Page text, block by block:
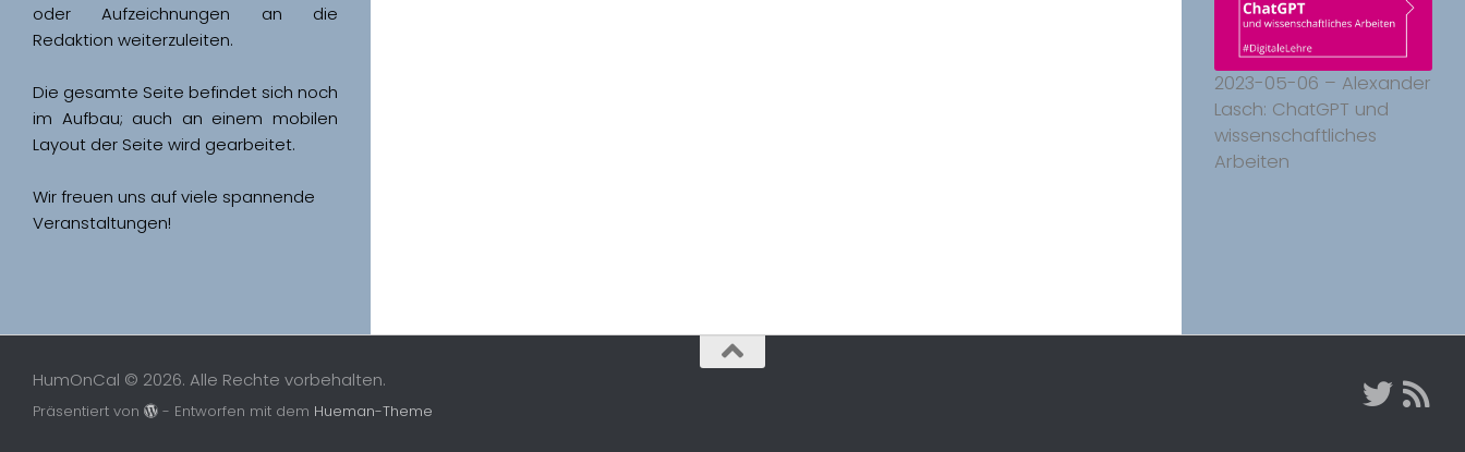
oder Aufzeichnungen an die
Redaktion weiterzuleiten.
Die gesamte Seite befindet sich noch
im Aufbau; auch an einem mobilen
Wir freuen uns auf viele spannende
Veranstaltungen!
2023-05-06 – Alexander
Lasch: ChatGPT und
wissenschaftliches
Arbeiten
HumOnCal © 2026. Alle Rechte vorbehalten.
Präsentiert von - Entworfen mit dem Hueman-Theme